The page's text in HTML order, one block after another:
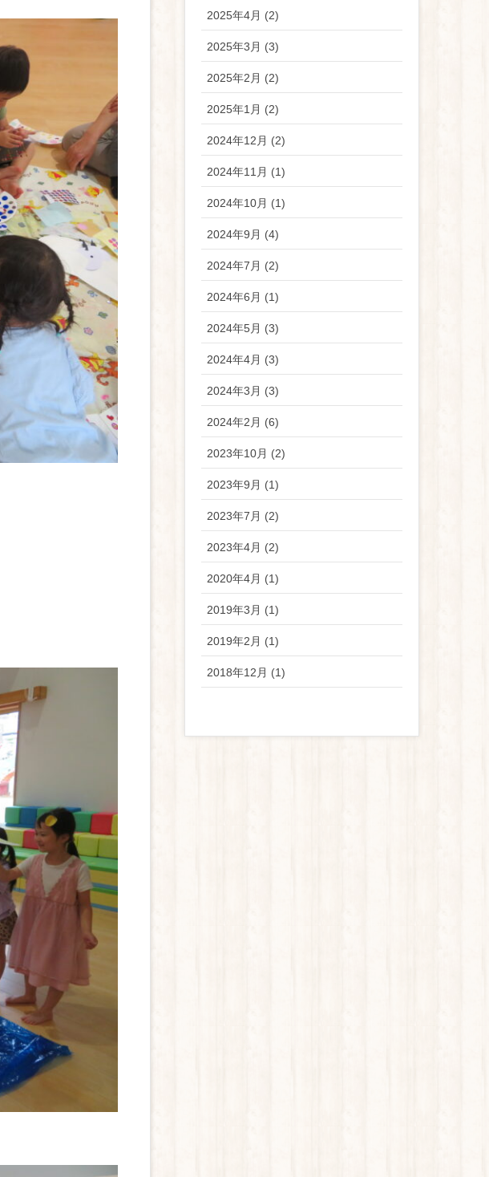
2025年4月 (2)
2025年3月 (3)
2025年2月 (2)
2025年1月 (2)
2024年12月 (2)
2024年11月 (1)
2024年10月 (1)
2024年9月 (4)
2024年7月 (2)
2024年6月 (1)
2024年5月 (3)
2024年4月 (3)
2024年3月 (3)
2024年2月 (6)
2023年10月 (2)
2023年9月 (1)
2023年7月 (2)
2023年4月 (2)
2020年4月 (1)
2019年3月 (1)
2019年2月 (1)
2018年12月 (1)